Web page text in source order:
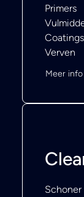
Primers
Coatings
Verven
Meer info
Schoner